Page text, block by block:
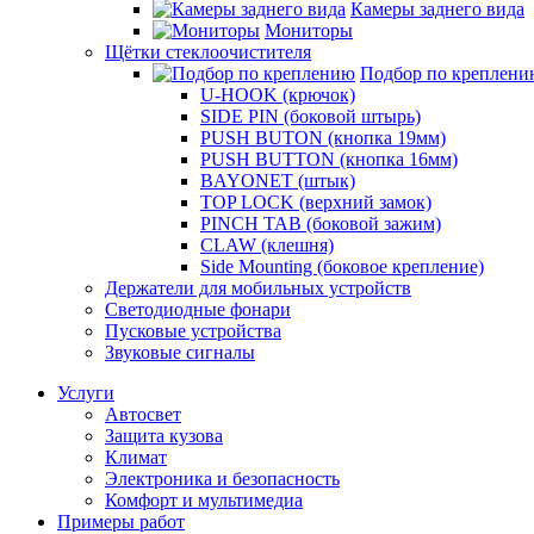
Камеры заднего вида
Мониторы
Щётки стеклоочистителя
Подбор по
U-HOOK (крючок)
SIDE PIN (боковой штырь)
PUSH BUTON (кнопка 19мм)
PUSH BUTTON (кнопка 16мм)
BAYONET (штык)
TOP LOCK (верхний замок)
PINCH TAB (боковой зажим)
CLAW (клешня)
Side Mounting (боковое крепление)
Держатели для мобильных устройств
Светодиодные фонари
Пусковые устройства
Звуковые сигналы
Услуги
Автосвет
Защита кузова
Климат
Электроника и безопасность
Комфорт и мультимедиа
Примеры работ